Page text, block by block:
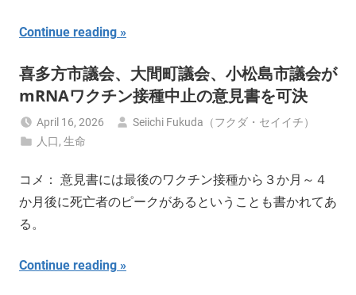
Continue reading
喜多方市議会、大間町議会、小松島市議会が
mRNAワクチン接種中止の意見書を可決
April 16, 2026
Seiichi Fukuda（フクダ・セイイチ）
人口,生命
コメ： 意見書には最後のワクチン接種から３か月～４
か月後に死亡者のピークがあるということも書かれてあ
る。
Continue reading